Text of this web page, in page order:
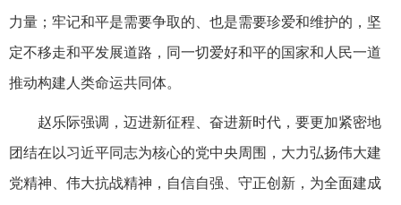
力量；牢记和平是需要争取的、也是需要珍爱和维护的，坚
定不移走和平发展道路，同一切爱好和平的国家和人民一道
推动构建人类命运共同体。
赵乐际强调，迈进新征程、奋进新时代，要更加紧密地
团结在以习近平同志为核心的党中央周围，大力弘扬伟大建
党精神、伟大抗战精神，自信自强、守正创新，为全面建成